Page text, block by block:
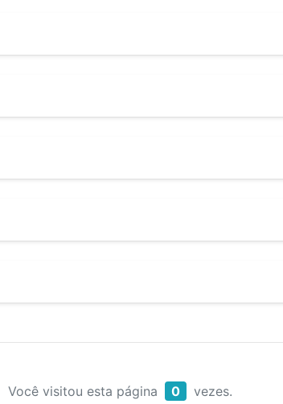
Você visitou esta página 0 vezes.